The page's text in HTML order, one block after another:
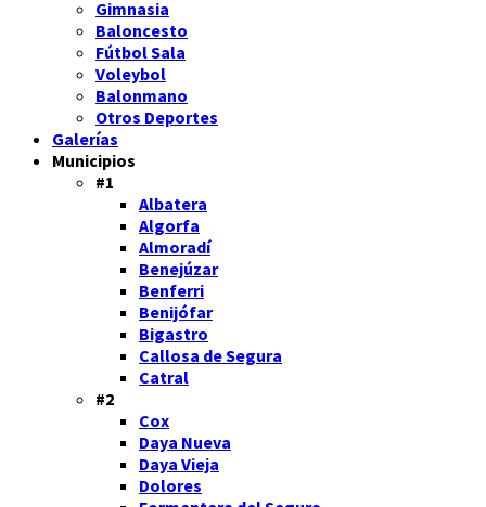
Gimnasia
Baloncesto
Fútbol Sala
Voleybol
Balonmano
Otros Deportes
Galerías
Municipios
#1
Albatera
Algorfa
Almoradí
Benejúzar
Benferri
Benijófar
Bigastro
Callosa de Segura
Catral
#2
Cox
Daya Nueva
Daya Vieja
Dolores